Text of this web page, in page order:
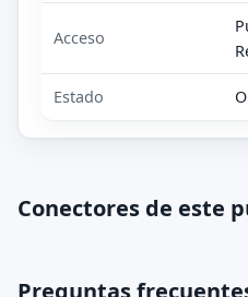
Acceso
Estado
Conectores de este
Preguntas